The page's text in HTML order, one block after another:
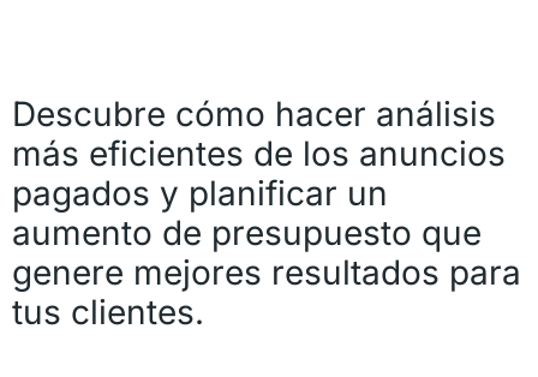
Descubre cómo hacer análisis
más eficientes de los anuncios
pagados y planificar un
aumento de presupuesto que
genere mejores resultados para
tus clientes.